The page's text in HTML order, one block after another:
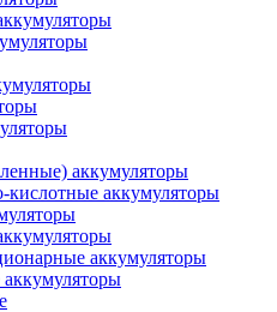
аккумуляторы
аккумуляторы
аккумуляторы